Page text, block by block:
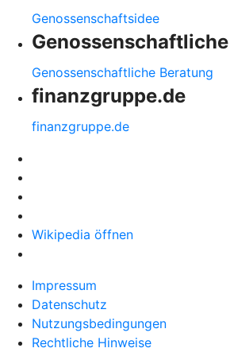
Genossenschaftsidee
Genossenschaftliche Beratung
finanzgruppe.de
finanzgruppe.de
Wikipedia öffnen
Impressum
Datenschutz
Nutzungsbedingungen
Rechtliche Hinweise